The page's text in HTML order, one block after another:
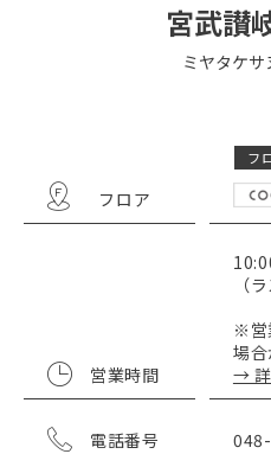
宮武讃
ミヤタケ
フロア
フ
営業時間
（
※営
場合
→ 詳
電話番号